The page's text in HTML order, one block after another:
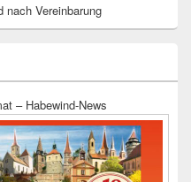
nach Vereinbarung
– Habewind-News